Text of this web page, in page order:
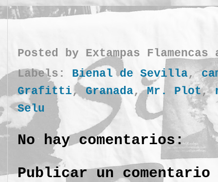
Posted by Extampas Flamencas
Labels: Bienal de Sevilla,
Grafitti,Granada,Mr. Plot,
Selu
No hay comentarios:
Publicar un comentario